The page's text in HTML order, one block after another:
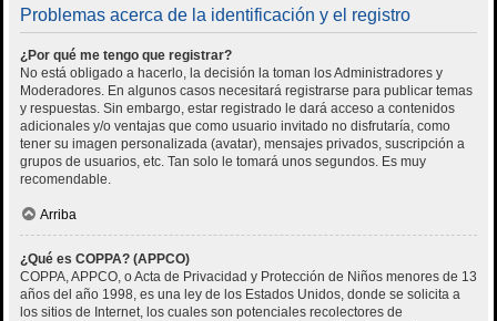
Problemas acerca de la identificación y el registro
¿Por qué me tengo que registrar?
No está obligado a hacerlo, la decisión la toman los Administradores y
Moderadores. En algunos casos necesitará registrarse para publicar temas
y respuestas. Sin embargo, estar registrado le dará acceso a contenidos
adicionales y/o ventajas que como usuario invitado no disfrutaría, como
tener su imagen personalizada (avatar), mensajes privados, suscripción a
grupos de usuarios, etc. Tan solo le tomará unos segundos. Es muy
recomendable.
Arriba
¿Qué es COPPA? (APPCO)
COPPA, APPCO, o Acta de Privacidad y Protección de Niños menores de 13
años del año 1998, es una ley de los Estados Unidos, donde se solicita a
los sitios de Internet, los cuales son potenciales recolectores de